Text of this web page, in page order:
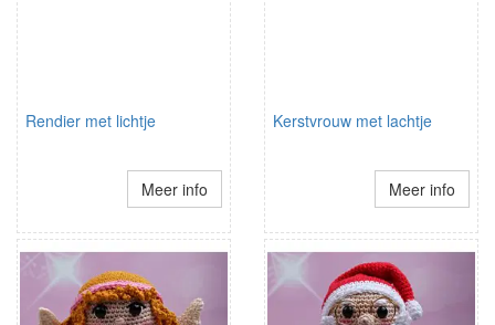
Rendier met lichtje
Meer info
Kerstvrouw met lachtje
Meer info